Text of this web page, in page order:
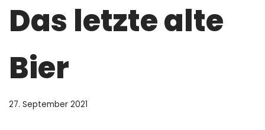
Das letzte alte
Bier
27. September 2021